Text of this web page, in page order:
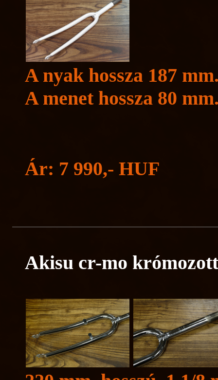
A nyak hossza 187
A menet hossza 80
Ár: 7 990,- HUF
Akisu cr-mo